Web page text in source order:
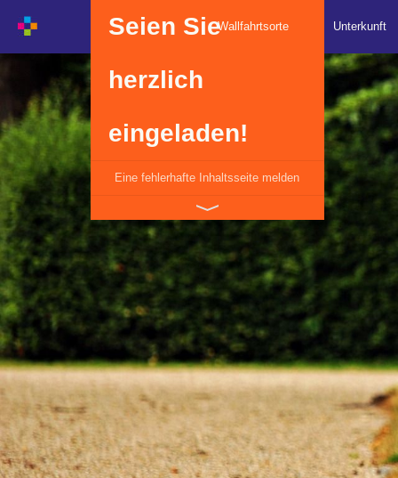
Seien Sie
herzlich
eingeladen!
Eine fehlerhafte Inhaltsseite melden
Wallfahrtsorte Unterkunft